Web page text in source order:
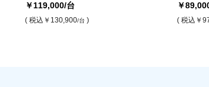
￥119,000/台
( 税込 ￥130,900/台 )
￥
( 税込 ￥